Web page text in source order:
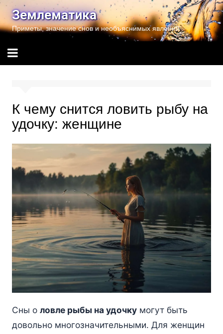
Перейти
содержимому
Землематика
Приметы, значение снов и необъяснимых явлений
К чему снится ловить рыбу на
удочку: женщине
Сны о ловле рыбы на удочкумогут быть
довольно многозначительными. Для женщин